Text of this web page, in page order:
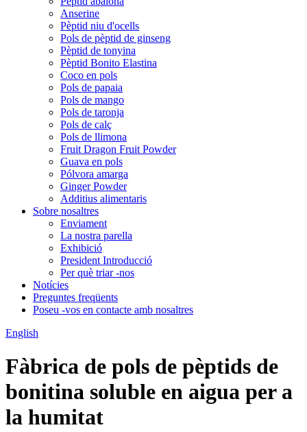
Anserine
Pèptid niu d'ocells
Pols de pèptid de ginseng
Pèptid de tonyina
Pèptid Bonito Elastina
Coco en pols
Pols de papaia
Pols de mango
Pols de taronja
Pols de calç
Pols de llimona
Fruit Dragon Fruit Powder
Guava en pols
Pólvora amarga
Ginger Powder
Additius alimentaris
Sobre nosaltres
Enviament
La nostra parella
Exhibició
President Introducció
Per què triar -nos
Notícies
Preguntes freqüents
Poseu -vos en contacte amb nosaltres
English
Fàbrica de pols de pèptids de
bonitina soluble en aigua per a
la humitat